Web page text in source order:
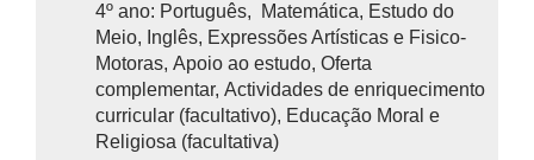
4º ano: Português, Matemática, Estudo do
Meio, Inglês, Expressões Artísticas e Fisico-
Motoras, Apoio ao estudo, Oferta
complementar, Actividades de enriquecimento
curricular (facultativo), Educação Moral e
Religiosa (facultativa)